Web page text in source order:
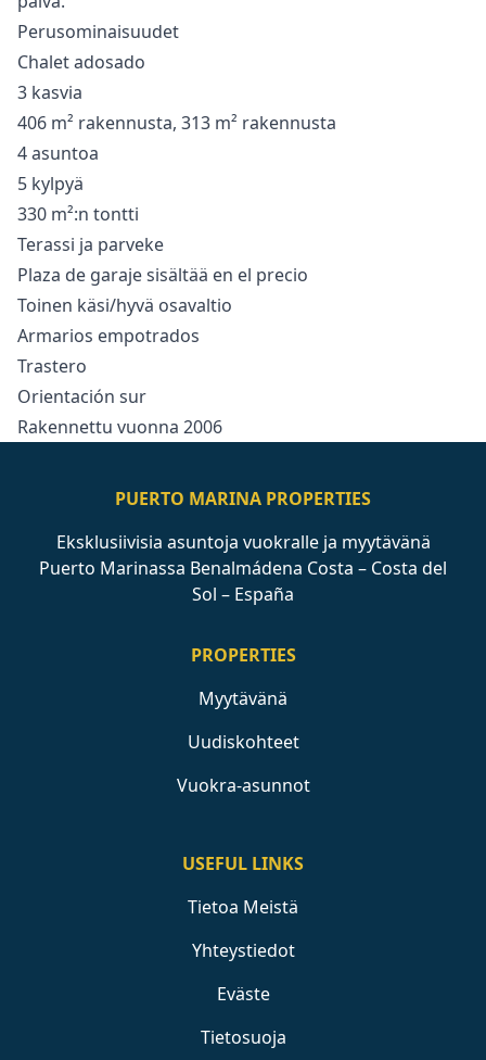
Perusominaisuudet
Chalet adosado
3 kasvia
406 m² rakennusta, 313 m² rakennusta
4 asuntoa
5 kylpyä
330 m²:n tontti
Terassi ja parveke
Plaza de garaje sisältää en el precio
Toinen käsi/hyvä osavaltio
Armarios empotrados
Trastero
Orientación sur
Rakennettu vuonna 2006
PUERTO MARINA PROPERTIES
Eksklusiivisia asuntoja vuokralle ja myytävänä
Puerto Marinassa Benalmádena Costa – Costa del
Sol – España
PROPERTIES
Myytävänä
Uudiskohteet
Vuokra-asunnot
USEFUL LINKS
Tietoa Meistä
Yhteystiedot
Eväste
Tietosuoja